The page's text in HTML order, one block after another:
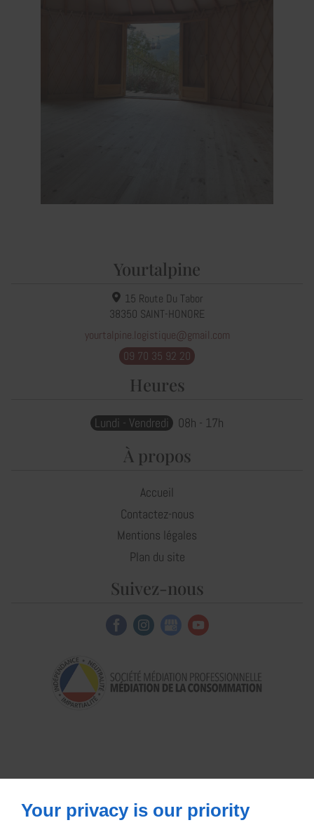
Yourtalpine
15 Route Du Tabor
38350 SAINT-HONORE
yourtalpine.logistique@gmail.com
09 70 35 92 20
Heures
Lundi - Vendredi 08h - 17h
À propos
Accueil
Contactez-nous
Mentions légales
Plan du site
Suivez-nous
Your privacy is our priority